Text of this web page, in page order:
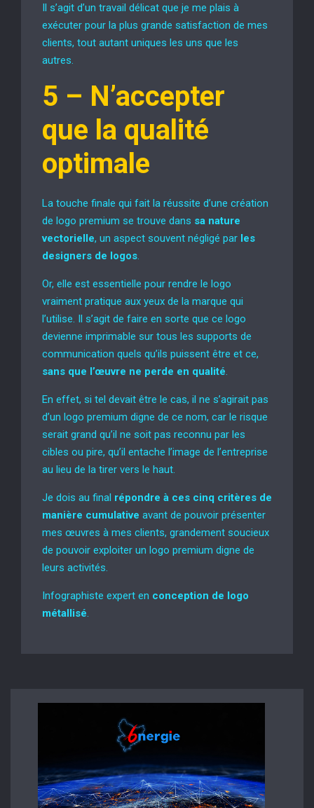
Il s’agit d’un travail délicat que je me plais à
exécuter pour la plus grande satisfaction de mes
clients, tout autant uniques les uns que les
autres.
5 – N’accepter
que la qualité
optimale
La touche finale qui fait la réussite d’une création
de logo premium se trouve dans sa nature
vectorielle, un aspect souvent négligé par les
designers de logos.
Or, elle est essentielle pour rendre le logo
vraiment pratique aux yeux de la marque qui
l’utilise. Il s’agit de faire en sorte que ce logo
devienne imprimable sur tous les supports de
communication quels qu’ils puissent être et ce,
sans que l’œuvre ne perde en qualité.
En effet, si tel devait être le cas, il ne s’agirait pas
d’un logo premium digne de ce nom, car le risque
serait grand qu’il ne soit pas reconnu par les
cibles ou pire, qu’il entache l’image de l’entreprise
au lieu de la tirer vers le haut.
Je dois au final répondre à ces cinq critères de
manière cumulative avant de pouvoir présenter
mes œuvres à mes clients, grandement soucieux
de pouvoir exploiter un logo premium digne de
leurs activités.
Infographiste expert en conception de logo
métallisé.